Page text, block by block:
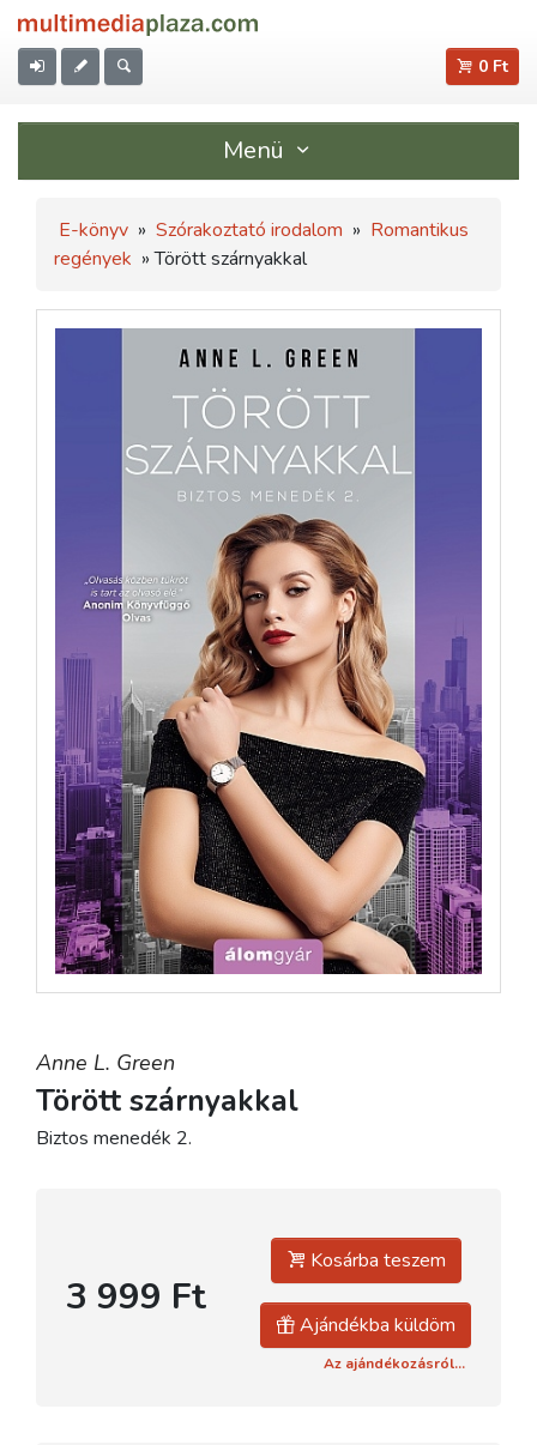
0 Ft
Menü
E-könyv » Szórakoztató irodalom » Romantikus
regények » Törött szárnyakkal
Anne L. Green
Törött szárnyakkal
Biztos menedék 2.
3 999 Ft
Kosárba teszem
Ajándékba küldöm
Az ajándékozásról...